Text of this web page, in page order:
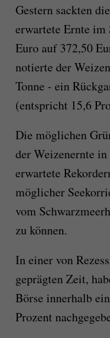
Gestern sackten
erwartete Ernte im
Euro auf 372,50
notierte der
Tonne - ein
(entspricht 15,6
Die möglichen
der Weizenernte
erwartete
möglicher
vom
zu können.
In einer von
geprägten Zeit,
Börse innerhalb
Prozent